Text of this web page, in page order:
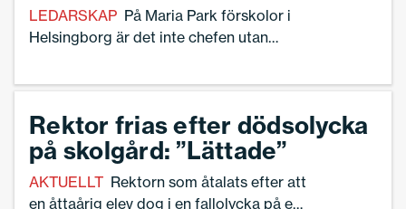
LEDARSKAP På Maria Park förskolor i
Helsingborg är det inte chefen utan
löneprocessen. I det inledande
lönen bör vara i kronor. – Med den här
modellen har medarbetarna stärkts i sin
yrkesroll och nästan inga blir besvikna
över sin nya lön, säger rektor Marianne
Rektor frias efter dödsolycka
på skolgård: ”Lättade”
AKTUELLT Rektorn som åtalats efter att
en åttaårig elev dog i en fallolycka på en